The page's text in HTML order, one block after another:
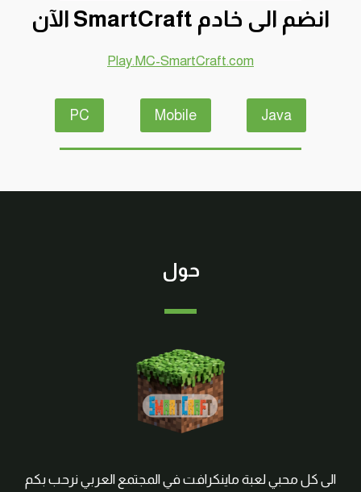
انضم الى خادم SmartCraft الآن
Play.MC-SmartCraft.com
Java
Mobile
PC
حول
الى كل محبي لعبة ماينكرافت في المجتمع العربي نرحب بكم